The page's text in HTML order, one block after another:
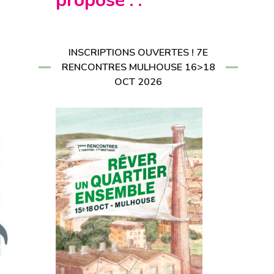
INSCRIPTIONS OUVERTES ! 7E
RENCONTRES MULHOUSE 16>18
OCT 2026